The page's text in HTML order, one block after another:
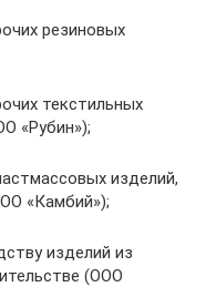
резиновых
текстильных
«Рубин»);
изделий,
«Камбий»);
изделий из
(ООО